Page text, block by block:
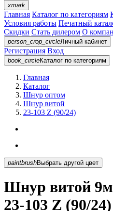
xmark
Главная Каталог по категориям
Условия работы Печатный
Скидки Стать дилером О
person_crop_circleЛичный кабинет
Регистрация Вход
book_circleКаталог по категориям
Главная
Каталог
Шнур оптом
Шнур витой
23-103 Z (90/24)
paintbrush Выбрать другой цвет
Шнур витой
23-103 Z (90/24)